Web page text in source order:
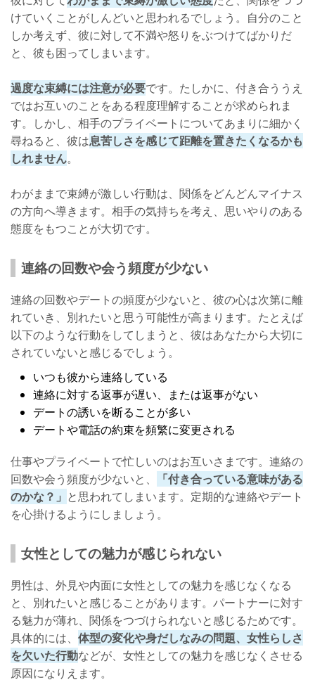
けていくことがしんどいと思われるでしょう。自分のこと
しか考えず、彼に対して不満や怒りをぶつけてばかりだ
と、彼も困ってしまいます。
過度な束縛には注意が必要です。たしかに、付き合ううえ
ではお互いのことをある程度理解することが求められま
す。しかし、相手のプライベートについてあまりに細かく
尋ねると、彼は息苦しさを感じて距離を置きたくなるかも
しれません。
わがままで束縛が激しい行動は、関係をどんどんマイナス
の方向へ導きます。相手の気持ちを考え、思いやりのある
態度をもつことが大切です。
連絡の回数や会う頻度が少ない
連絡の回数やデートの頻度が少ないと、彼の心は次第に離
れていき、別れたいと思う可能性が高まります。たとえば
以下のような行動をしてしまうと、彼はあなたから大切に
されていないと感じるでしょう。
いつも彼から連絡している
連絡に対する返事が遅い、または返事がない
デートの誘いを断ることが多い
デートや電話の約束を頻繁に変更される
仕事やプライベートで忙しいのはお互いさまです。連絡の
回数や会う頻度が少ないと、
「付き合っている意味がある
のかな？」 と思われてしまいます。定期的な連絡やデート
を心掛けるようにしましょう。
女性としての魅力が感じられない
男性は、外見や内面に女性としての魅力を感じなくなる
と、別れたいと感じることがあります。パートナーに対す
る魅力が薄れ、関係をつづけられないと感じるためです。
具体的には、 体型の変化や身だしなみの問題、女性らしさ
を欠いた行動などが、女性としての魅力を感じなくさせる
原因になりえます。